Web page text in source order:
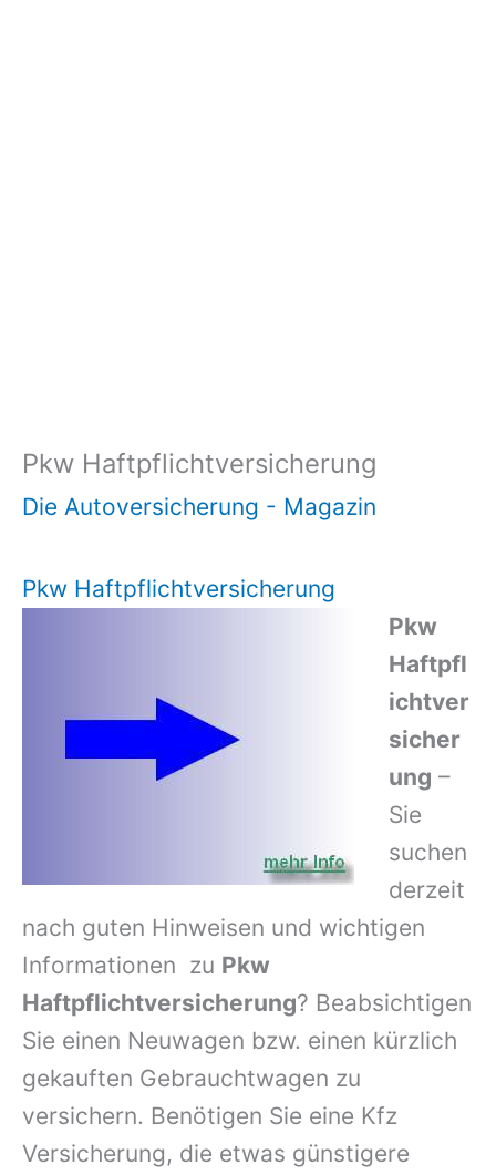
Pkw Haftpflichtversicherung
Die Autoversicherung - Magazin
Pkw Haftpflichtversicherung
Pkw
Haftpfl
ichtver
sicher
ung –
Sie
suchen
derzeit
nach guten Hinweisen und wichtigen
Informationen zu Pkw
Haftpflichtversicherung? Beabsichtigen
Sie einen Neuwagen bzw. einen kürzlich
gekauften Gebrauchtwagen zu
versichern. Benötigen Sie eine Kfz
Versicherung, die etwas günstigere